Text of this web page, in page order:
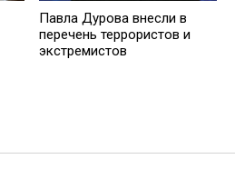
Павла Дурова внесли в
перечень террористов и
экстремистов